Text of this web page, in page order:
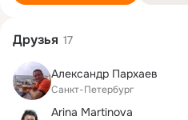
Друзья 17
Александр Пархаев
Санкт-Петербург
Arina Martinova